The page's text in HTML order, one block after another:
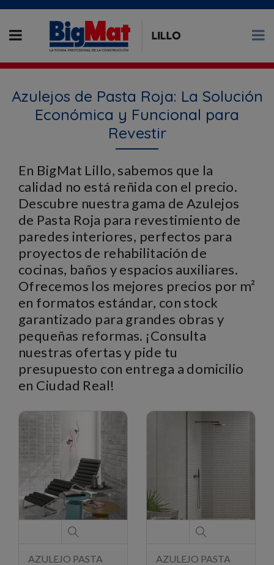
Azulejos de Pasta Roja: La Solución
Económica y Funcional para
Revestir
En BigMat Lillo, sabemos que la
calidad no está reñida con el precio.
Descubre nuestra gama de Azulejos
de Pasta Roja para revestimiento de
paredes interiores, perfectos para
proyectos de rehabilitación de
cocinas, baños y espacios auxiliares.
Ofrecemos los mejores precios por m²
en formatos estándar, con stock
garantizado para grandes obras y
pequeñas reformas. ¡Consulta
nuestras ofertas y pide tu
presupuesto con entrega a domicilio
en Ciudad Real!
AZULEJO PASTA
AZULEJO PASTA